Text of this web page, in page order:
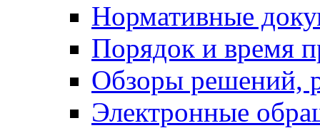
Нормативные
Порядок и время
Обзоры решений,
Электронные